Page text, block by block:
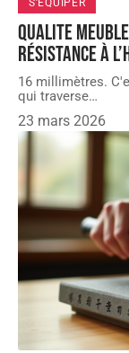
Qualite
résistance à
16 millimètres.
qui traverse…
23 mars 2026